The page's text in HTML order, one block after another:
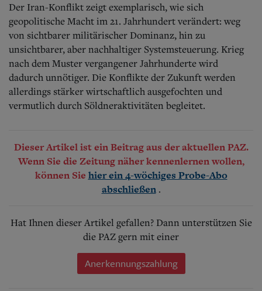
Der Iran-Konflikt zeigt exemplarisch, wie sich
geopolitische Macht im 21. Jahrhundert verändert: weg
von sichtbarer militärischer Dominanz, hin zu
unsichtbarer, aber nachhaltiger Systemsteuerung. Krieg
nach dem Muster vergangener Jahrhunderte wird
dadurch unnötiger. Die Konflikte der Zukunft werden
allerdings stärker wirtschaftlich ausgefochten und
vermutlich durch Söldneraktivitäten begleitet.
Dieser Artikel ist ein Beitrag aus der aktuellen PAZ.
Wenn Sie die Zeitung näher kennenlernen wollen,
können Sie hier ein 4-wöchiges Probe-Abo
abschließen .
Hat Ihnen dieser Artikel gefallen? Dann unterstützen Sie
die PAZ gern mit einer
Anerkennungszahlung